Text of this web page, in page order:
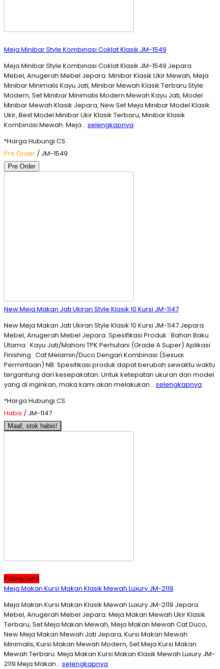
Meja Minibar Style Kombinasi Coklat Klasik JM-1549
Meja Minibar Style Kombinasi Coklat Klasik JM-1549 Jepara
Mebel, Anugerah Mebel Jepara. Minibar Klasik Ukir Mewah, Meja
Minibar Minimalis Kayu Jati, Minibar Mewah Klasik Terbaru Style
Modern, Set Minibar Minimalis Modern Mewah Kayu Jati, Model
Minibar Mewah Klasik Jepara, New Set Meja Minibar Model Klasik
Ukir, Best Model Minibar Ukir Klasik Terbaru, Minibar Klasik
Kombinasi Mewah. Meja… selengkapnya
*Harga Hubungi CS
Pre Order / JM-1549
Pre Order
New Meja Makan Jati Ukiran Style Klasik 10 Kursi JM-1147
New Meja Makan Jati Ukiran Style Klasik 10 Kursi JM-1147 Jepara
Mebel, Anugerah Mebel Jepara. Spesifikasi Produk : Bahan Baku
Utama : Kayu Jati/Mahoni TPK Perhutani (Grade A Super) Aplikasi
Finishing : Cat Melamin/Duco Dengan Kombinasi (Sesuai
Permintaan) NB: Spesifikasi produk dapat berubah sewaktu waktu
tergantung dari kesepakatan. Untuk ketepatan ukuran dan model
yang di inginkan, maka kami akan melakukan… selengkapnya
*Harga Hubungi CS
Habis / JM-1147
Maaf, stok habis!
Paling Laris
Meja Makan Kursi Makan Klasik Mewah Luxury JM-2119
Meja Makan Kursi Makan Klasik Mewah Luxury JM-2119 Jepara
Mebel, Anugerah Mebel Jepara. Meja Makan Mewah Ukir Klasik
Terbaru, Set Meja Makan Mewah, Meja Makan Mewah Cat Duco,
New Meja Makan Mewah Jati Jepara, Kursi Makan Mewah
Minimalis, Kursi Makan Mewah Modern, Set Meja Kursi Makan
Mewah Terbaru. Meja Makan Kursi Makan Klasik Mewah Luxury JM-
2119 Meja Makan… selengkapnya